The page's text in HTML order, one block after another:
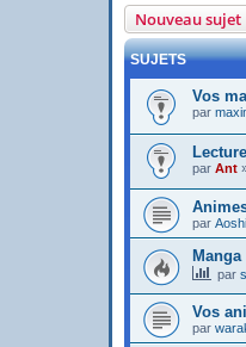
Nouveau sujet
SUJETS
Vos
par
par Ant
par Aoshi
par
Vos
par